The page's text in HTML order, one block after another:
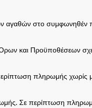
αγαθών στο συμφωνηθέν
και Προϋποθέσεων
πληρωμής χωρίς
Σε περίπτωση